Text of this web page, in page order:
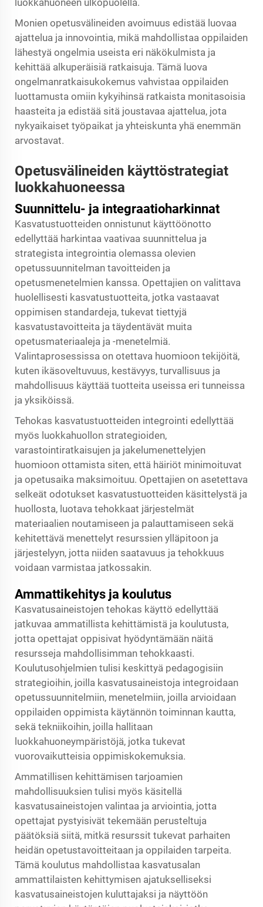
luokkahuoneen ulkopuolella.
Monien opetusvälineiden avoimuus edistää luovaa
ajattelua ja innovointia, mikä mahdollistaa oppilaiden
lähestyä ongelmia useista eri näkökulmista ja
kehittää alkuperäisiä ratkaisuja. Tämä luova
ongelmanratkaisukokemus vahvistaa oppilaiden
luottamusta omiin kykyihinsä ratkaista monitasoisia
haasteita ja edistää sitä joustavaa ajattelua, jota
nykyaikaiset työpaikat ja yhteiskunta yhä enemmän
arvostavat.
Opetusvälineiden käyttöstrategiat
luokkahuoneessa
Suunnittelu- ja integraatioharkinnat
Kasvatustuotteiden onnistunut käyttöönotto
edellyttää harkintaa vaativaa suunnittelua ja
strategista integrointia olemassa olevien
opetussuunnitelman tavoitteiden ja
opetusmenetelmien kanssa. Opettajien on valittava
huolellisesti kasvatustuotteita, jotka vastaavat
oppimisen standardeja, tukevat tiettyjä
kasvatustavoitteita ja täydentävät muita
opetusmateriaaleja ja -menetelmiä.
Valintaprosessissa on otettava huomioon tekijöitä,
kuten ikäsoveltuvuus, kestävyys, turvallisuus ja
mahdollisuus käyttää tuotteita useissa eri tunneissa
ja yksiköissä.
Tehokas kasvatustuotteiden integrointi edellyttää
myös luokkahuollon strategioiden,
varastointiratkaisujen ja jakelumenettelyjen
huomioon ottamista siten, että häiriöt minimoituvat
ja opetusaika maksimoituu. Opettajien on asetettava
selkeät odotukset kasvatustuotteiden käsittelystä ja
huollosta, luotava tehokkaat järjestelmät
materiaalien noutamiseen ja palauttamiseen sekä
kehitettävä menettelyt resurssien ylläpitoon ja
järjestelyyn, jotta niiden saatavuus ja tehokkuus
voidaan varmistaa jatkossakin.
Ammattikehitys ja koulutus
Kasvatusaineistojen tehokas käyttö edellyttää
jatkuvaa ammatillista kehittämistä ja koulutusta,
jotta opettajat oppisivat hyödyntämään näitä
resursseja mahdollisimman tehokkaasti.
Koulutusohjelmien tulisi keskittyä pedagogisiin
strategioihin, joilla kasvatusaineistoja integroidaan
opetussuunnitelmiin, menetelmiin, joilla arvioidaan
oppilaiden oppimista käytännön toiminnan kautta,
sekä tekniikoihin, joilla hallitaan
luokkahuoneympäristöjä, jotka tukevat
vuorovaikutteisia oppimiskokemuksia.
Ammatillisen kehittämisen tarjoamien
mahdollisuuksien tulisi myös käsitellä
kasvatusaineistojen valintaa ja arviointia, jotta
opettajat pystyisivät tekemään perusteltuja
päätöksiä siitä, mitkä resurssit tukevat parhaiten
heidän opetustavoitteitaan ja oppilaiden tarpeita.
Tämä koulutus mahdollistaa kasvatusalan
ammattilaisten kehittymisen ajatukselliseksi
kasvatusaineistojen kuluttajaksi ja näyttöön